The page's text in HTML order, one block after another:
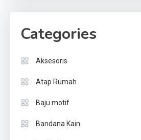
Categories
Aksesoris
Atap Rumah
Baju motif
Bandana Kain